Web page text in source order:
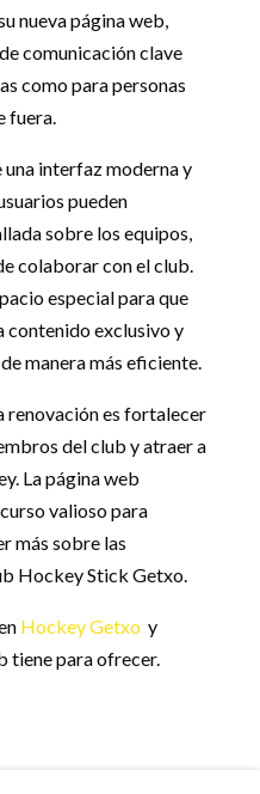
nueva página web,
comunicación clave
como para personas
fuera.
interfaz moderna y
pueden
sobre los equipos,
colaborar con el club.
especial para que
contenido exclusivo y
manera más eficiente.
renovación es fortalecer
del club y atraer a
La página web
valioso para
más sobre las
Hockey Stick Getxo.
Hockey Getxoy
tiene para ofrecer.